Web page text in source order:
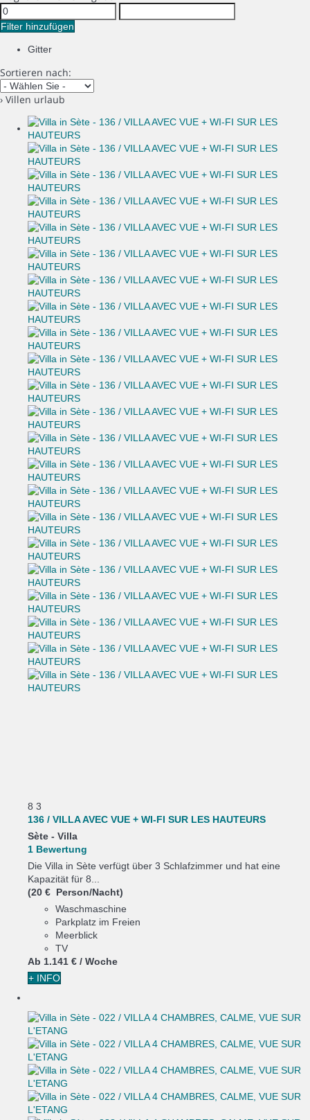
Filter hinzufügen
Gitter
Sortieren nach:
› Villen urlaub
8 3
136 / VILLA AVEC VUE + WI-FI SUR LES HAUTEURS
Sète - Villa
1 Bewertung
Die Villa in Sète verfügt über 3 Schlafzimmer und hat eine
Kapazität für 8...
(20 € Person/Nacht)
Waschmaschine
Parkplatz im Freien
Meerblick
TV
Ab 1.141 € / Woche
+ INFO